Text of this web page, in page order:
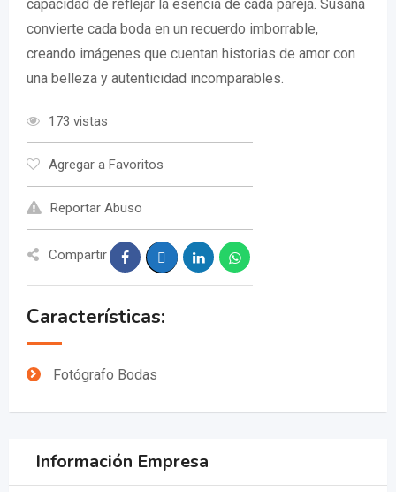
capacidad de reflejar la esencia de cada pareja. Susana
convierte cada boda en un recuerdo imborrable,
creando imágenes que cuentan historias de amor con
una belleza y autenticidad incomparables.
173 vistas
Agregar a Favoritos
Reportar Abuso
Compartir
Características:
Fotógrafo Bodas
Información Empresa